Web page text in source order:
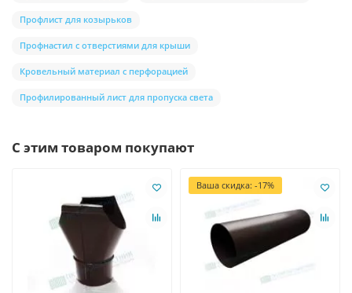
Профлист для козырьков
Профнастил с отверстиями для крыши
Кровельный материал с перфорацией
Профилированный лист для пропуска света
С этим товаром покупают
Ваша скидка: -17%